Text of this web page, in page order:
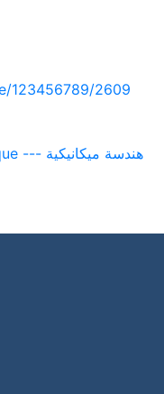
123456789/2609
- [ VRPG-Doc-Sc] Génie mécanique --- هندسة ميكانيكية